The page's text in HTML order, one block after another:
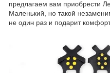
предлагаем вам приобрести
Маленький, но такой
не один раз и подарит